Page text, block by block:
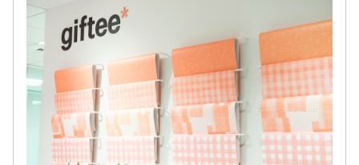
短期的な個々のプロダクト開発のスピード感を保ちつつ
も、事業拡大に伴いプロダクト全体として柔軟性・拡張性
を維持・強化するため、提供価値単位でプロダクトを構築
し、それらをネットワーク化したプラットフォーム構築に
中長期視点で注力しています。具体的には、プロダクト横
断的なアーキテクチャの構想・設計、責務の定義、技術的
なロードマップの策定がより重要になっています。